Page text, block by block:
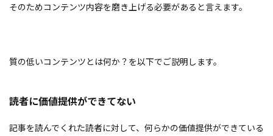
そのためコンテンツ内容を磨き上げる必要があると言えます。
質の低いコンテンツとは何か？を以下でご説明します。
読者に価値提供ができてない
記事を読んでくれた読者に対して、何らかの価値提供ができている